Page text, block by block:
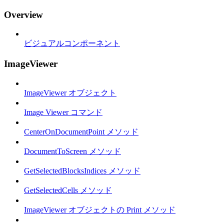
Overview
ビジュアルコンポーネント
ImageViewer
ImageViewer オブジェクト
Image Viewer コマンド
CenterOnDocumentPoint メソッド
DocumentToScreen メソッド
GetSelectedBlocksIndices メソッド
GetSelectedCells メソッド
ImageViewer オブジェクトの Print メソッド